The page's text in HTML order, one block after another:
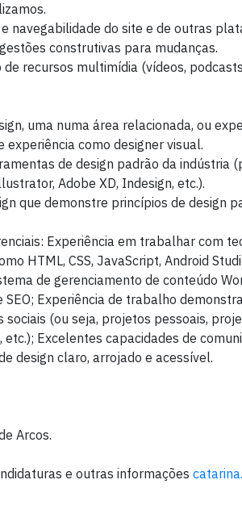
navegabilidade do site e de outras
construtivas para mudanças.
recursos multimídia (vídeos,
uma numa área relacionada, ou
experiência como designer visual.
de design padrão da indústria
Adobe XD, Indesign, etc.).
que demonstre princípios de design
Experiência em trabalhar com
HTML, CSS, JavaScript, Android
de gerenciamento de conteúdo
SEO; Experiência de trabalho
sociais (ou seja, projetos pessoais,
Excelentes capacidades de
design claro, arrojado e acessível.
Arcos.
e outras informações